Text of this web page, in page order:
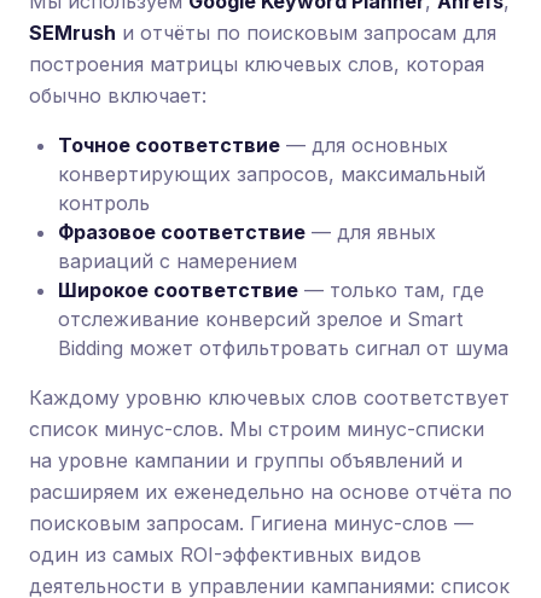
SEMrush и отчёты по поисковым запросам для
построения матрицы ключевых слов, которая
обычно включает:
Точное соответствие — для основных
конвертирующих запросов, максимальный
контроль
Фразовое соответствие — для явных
вариаций с намерением
Широкое соответствие — только там, где
отслеживание конверсий зрелое и Smart
Bidding может отфильтровать сигнал от шума
Каждому уровню ключевых слов соответствует
список минус-слов. Мы строим минус-списки
на уровне кампании и группы объявлений и
расширяем их еженедельно на основе отчёта по
поисковым запросам. Гигиена минус-слов —
один из самых ROI-эффективных видов
деятельности в управлении кампаниями: список